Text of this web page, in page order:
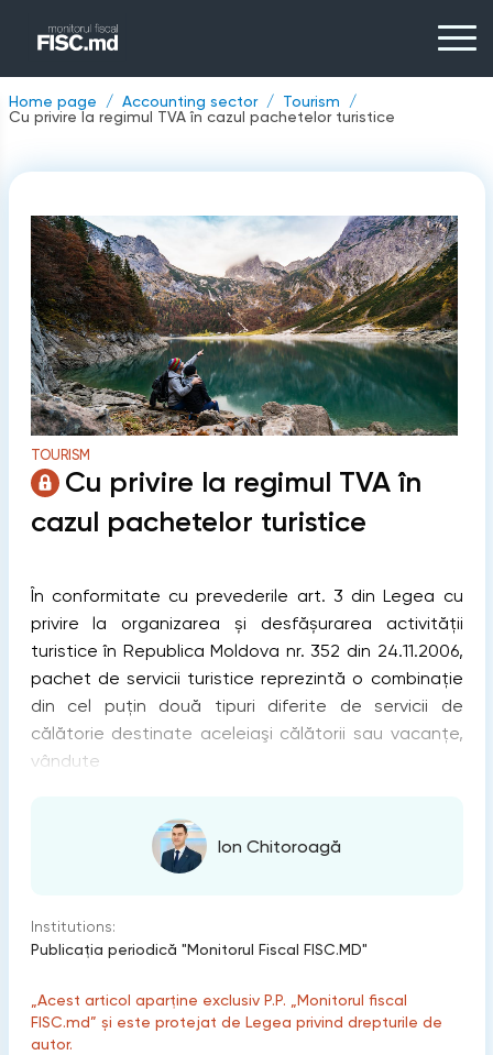
Home page Accounting sector
Tourism
Cu privire la regimul TVA în cazul pachetelor turistice
TOURISM
Cu privire la regimul TVA în
cazul pachetelor turistice
În conformitate cu prevederile art. 3 din Legea cu
privire la organizarea și desfășurarea activității
turistice în Republica Moldova nr. 352 din 24.11.2006,
pachet de servicii turistice reprezintă o combinaţie
din cel puţin două tipuri diferite de servicii de
călătorie destinate aceleiaşi călătorii sau vacanţe,
vândute
Ion Chitoroagă
Institutions:
Publicaţia periodică "Monitorul Fiscal FISC.MD"
„Acest articol aparține exclusiv P.P. „Monitorul fiscal
FISC.md” și este protejat de Legea privind drepturile de
autor.